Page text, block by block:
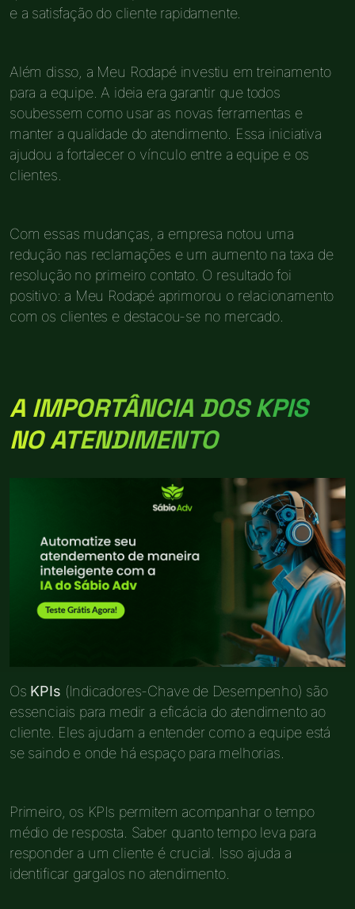
e a satisfação do cliente rapidamente.
Além disso, a Meu Rodapé investiu em treinamento
para a equipe. A ideia era garantir que todos
soubessem como usar as novas ferramentas e
manter a qualidade do atendimento. Essa iniciativa
ajudou a fortalecer o vínculo entre a equipe e os
clientes.
Com essas mudanças, a empresa notou uma
redução nas reclamações e um aumento na taxa de
resolução no primeiro contato. O resultado foi
positivo: a Meu Rodapé aprimorou o relacionamento
com os clientes e destacou-se no mercado.
A IMPORTÂNCIA DOS KPIS
NO ATENDIMENTO
Os KPIs (Indicadores-Chave de Desempenho) são
essenciais para medir a eficácia do atendimento ao
cliente. Eles ajudam a entender como a equipe está
se saindo e onde há espaço para melhorias.
Primeiro, os KPIs permitem acompanhar o tempo
médio de resposta. Saber quanto tempo leva para
responder a um cliente é crucial. Isso ajuda a
identificar gargalos no atendimento.